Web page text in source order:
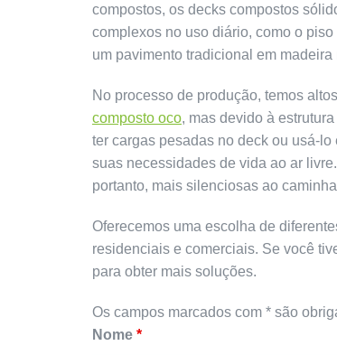
compostos, os decks compostos
complexos no uso diário, como o
um pavimento tradicional em
No processo de produção, temos
composto oco, mas devido à
ter cargas pesadas no deck ou usá-
suas necessidades de vida ao ar
portanto, mais silenciosas ao
Oferecemos uma escolha de
residenciais e comerciais. Se você
para obter mais soluções.
Os campos marcados com * são
Nome *